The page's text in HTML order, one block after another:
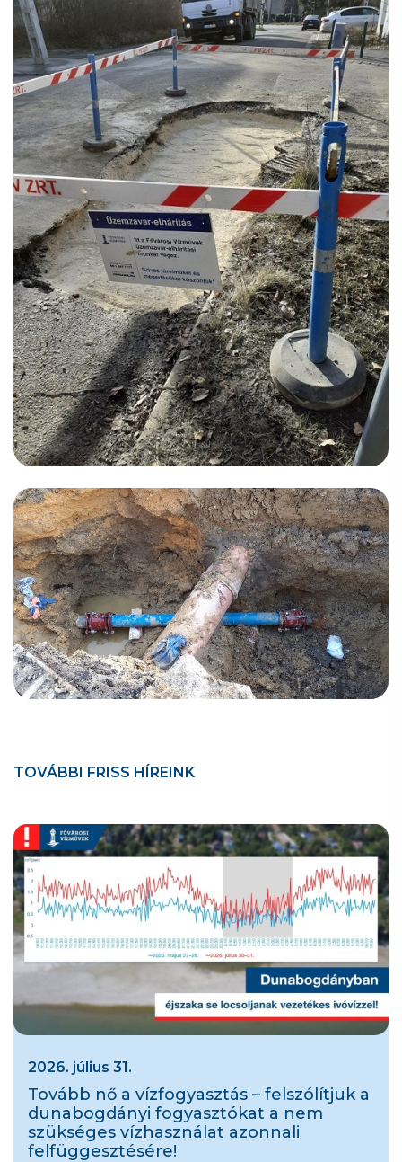
TOVÁBBI FRISS HÍREINK
2026. július 31.
Tovább nő a vízfogyasztás – felszólítjuk a
dunabogdányi fogyasztókat a nem
szükséges vízhasználat azonnali
felfüggesztésére!